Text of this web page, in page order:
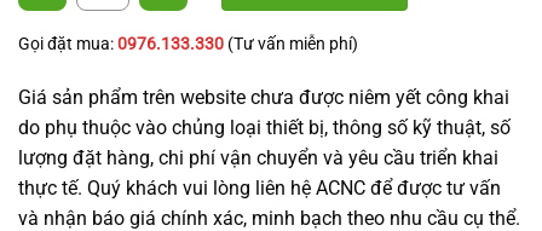
Gọi đặt mua:0976.133.330 (Tư vấn miễn phí)
Giá sản phẩm trên website chưa được niêm yết công khai
do phụ thuộc vào chủng loại thiết bị, thông số kỹ thuật, số
lượng đặt hàng, chi phí vận chuyển và yêu cầu triển khai
thực tế. Quý khách vui lòng liên hệ ACNC để được tư vấn
và nhận báo giá chính xác, minh bạch theo nhu cầu cụ thể.